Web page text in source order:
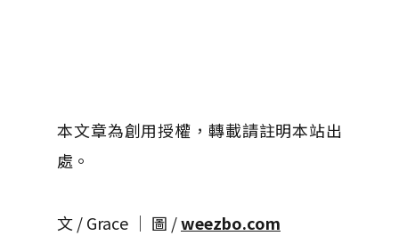
本文章為創用授權，轉載請註明本站出
處。
文 / Grace │ 圖 /weezbo.com